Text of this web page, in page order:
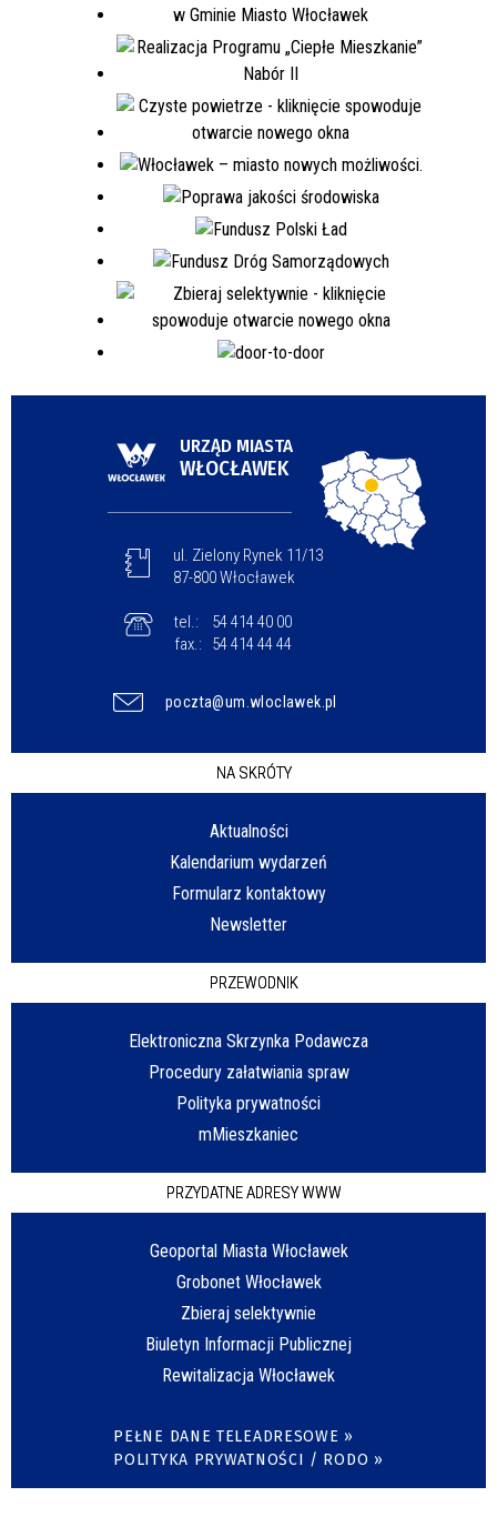
URZĄD MIASTA
WŁOCŁAWEK
ul. Zielony Rynek 11/13
87-800 Włocławek
tel.:
54 414 40 00
fax.:
54 414 44 44
poczta@um.wloclawek.pl
NA SKRÓTY
Aktualności
Kalendarium wydarzeń
Formularz kontaktowy
Newsletter
PRZEWODNIK
Elektroniczna Skrzynka Podawcza
Procedury załatwiania spraw
Polityka prywatności
mMieszkaniec
PRZYDATNE ADRESY WWW
Geoportal Miasta Włocławek
Grobonet Włocławek
Zbieraj selektywnie
Biuletyn Informacji Publicznej
Rewitalizacja Włocławek
PEŁNE DANE TELEADRESOWE »
POLITYKA PRYWATNOŚCI / RODO »